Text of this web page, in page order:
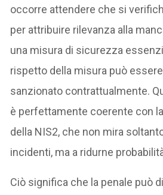
occorre attendere che si
per attribuire rilevanza alla
una misura di sicurezza
rispetto della misura può
sanzionato contrattualmente.
è perfettamente coerente con
della NIS2, che non mira
incidenti, ma a ridurne
Ciò significa che la penale può